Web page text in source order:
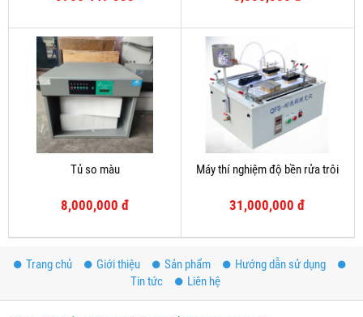
Tủ so màu
8,000,000 đ
Máy thí nghiệm độ bền rửa trôi
31,000,000 đ
Trang chủ Giới thiệu Sản phẩm
Hướng dẫn sử dụng
Tin tức
Liên hệ